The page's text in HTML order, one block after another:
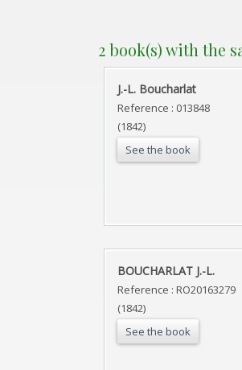
2 book(s) with the
‎J.-L. Boucharlat‎
Reference : 013848
(1842)
See the book
‎BOUCHARLAT J.-L.‎
Reference : RO20163279
(1842)
See the book